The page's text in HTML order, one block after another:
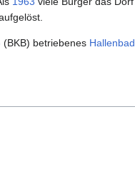
(BKB) betriebenes Hallenbad